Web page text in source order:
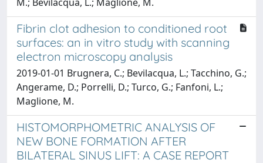
Fibrin clot adhesion to conditioned root
surfaces: an in vitro study with scanning
electron microscopy analysis
2019-01-01 Brugnera, C.; Bevilacqua, L.; Tacchino, G.;
Angerame, D.; Porrelli, D.; Turco, G.; Fanfoni, L.;
Maglione, M.
HISTOMORPHOMETRIC ANALYSIS OF
NEW BONE FORMATION AFTER
BILATERAL SINUS LIFT: A CASE REPORT